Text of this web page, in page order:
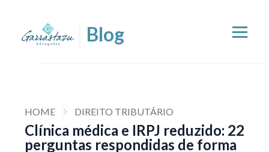
HOME DIREITO TRIBUTÁRIO
Clínica médica e IRPJ reduzido: 22
perguntas respondidas de forma